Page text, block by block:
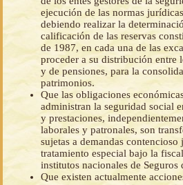
ejecución de las normas
debiendo realizar la
calificación de las reservas
de 1987, en cada una de las
proceder a su distribución entre
y de pensiones, para la
patrimonios.
Que las obligaciones
administran la seguridad social
y prestaciones,
laborales y patronales, son
sujetas a demandas
tratamiento especial bajo la
institutos nacionales de Seguros
Que existen actualmente